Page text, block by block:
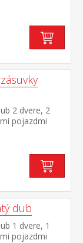
2 dvere, 2
pojazdmi
dub
1 dvere, 1
pojazdmi